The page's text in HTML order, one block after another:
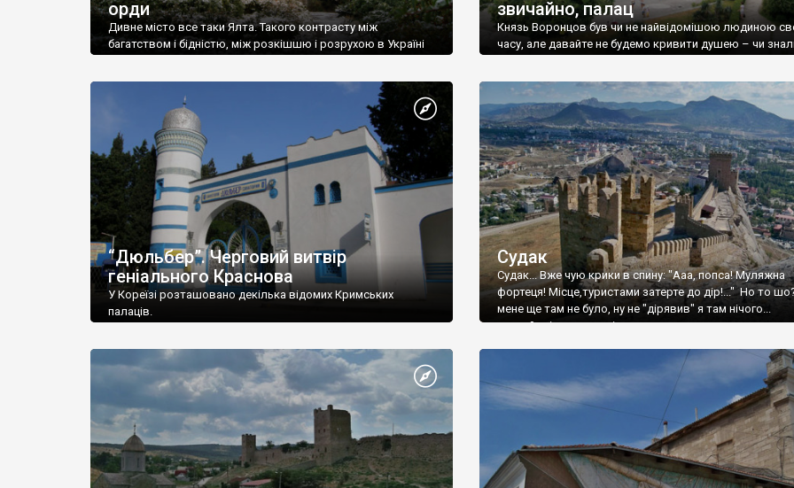
орди
Дивне місто все таки Ялта. Такого контрасту між
багатством і бідністю, між розкішшю і розрухою в Україні
звичайно, палац
Князь Воронцов був чи не найвідомішою людиною
часу, але давайте не будемо кривити душею – чи
“Дюльбер”. Черговий витвір
геніального Краснова
У Кореїзі розташовано декілька відомих Кримських
палаців.
Судак
Судак... Вже чую крики в спину: "Ааа, попса! Муляжна
фортеця! Місце,туристами затерте до дір!..." Но то
мене ще там не було, ну не "дірявив" я там нічого...
принаймні до цього літа.